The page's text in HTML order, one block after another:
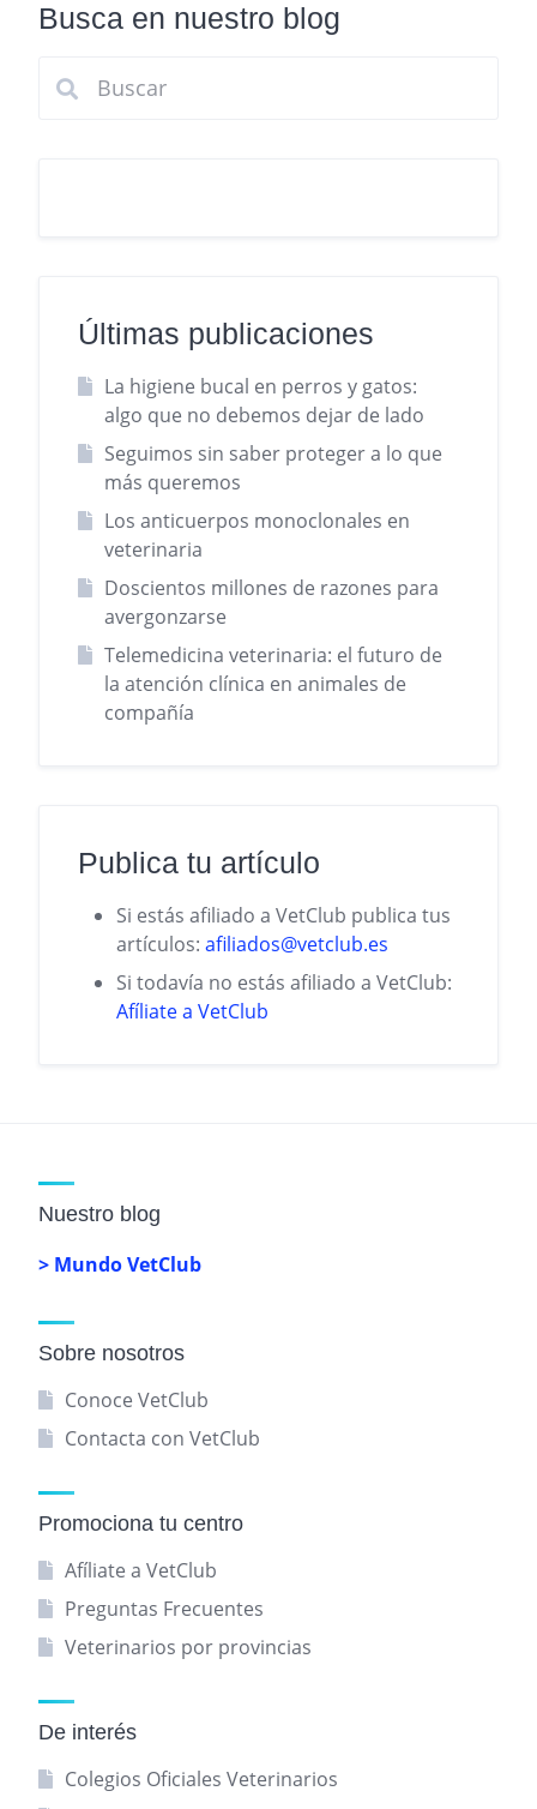
Busca en nuestro blog
Últimas publicaciones
La higiene bucal en perros y gatos:
algo que no debemos dejar de lado
Seguimos sin saber proteger a lo que
más queremos
Los anticuerpos monoclonales en
veterinaria
Doscientos millones de razones para
avergonzarse
Telemedicina veterinaria: el futuro de
la atención clínica en animales de
compañía
Publica tu artículo
Si estás afiliado a VetClub publica tus
artículos: afiliados@vetclub.es
Si todavía no estás afiliado a VetClub:
Afíliate a VetClub
Nuestro blog
> Mundo VetClub
Sobre nosotros
Conoce VetClub
Contacta con VetClub
Promociona tu centro
Afíliate a VetClub
Preguntas Frecuentes
Veterinarios por provincias
De interés
Colegios Oficiales Veterinarios